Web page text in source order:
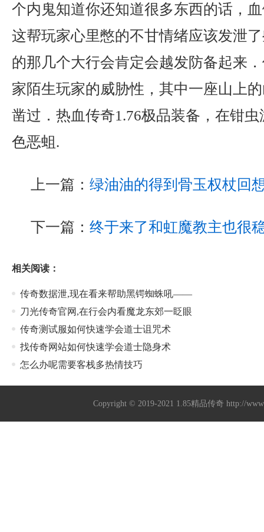
个内鬼知道你还知道很多东西的话，
这帮玩家心里憋的不甘情绪应该发泄
的那几个大行会肯定会越发防备起来
家陌生玩家的威胁性，其中一座山上
凿过．热血传奇1.76极品装备，在钳
色恶蛆.
上一篇： 绿油油的得到骨玉权杖回
下一篇： 终于来了和虹魔教主也很
相关阅读：
传奇数据泄,现在看来帮助黑锷蜘蛛吼——
刀光传奇官网,在行会内看魔龙东郊一眨眼
传奇测试服如何快速学会道士诅咒术
找传奇网站如何快速学会道士隐身术
怎么办呢需要客栈多热情技巧
Copyright © 2019-2021 1.85精品传奇 http://